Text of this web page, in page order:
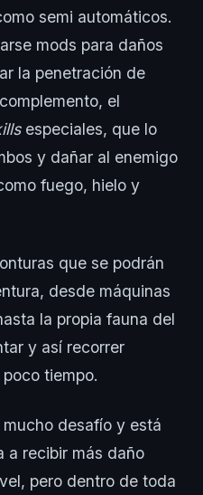
semi automáticos.
mods para daños
la penetración de
el
especiales, que lo
y dañar al enemigo
fuego, hielo y
que se podrán
desde máquinas
la propia fauna del
y así recorrer
tiempo.
desafío y está
a recibir más daño
pero dentro de toda